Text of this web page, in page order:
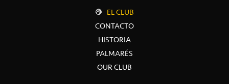
EL CLUB
CONTACTO
HISTORIA
PALMARÉS
OUR CLUB